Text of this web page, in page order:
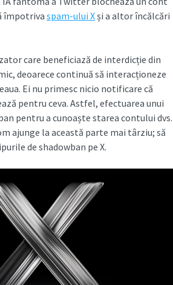
împotriva spam-ului Xși a altor încălcări
care beneficiază de interdicție din
deoarece continuă să interacționeze
Ei nu primesc nicio notificare că
pentru ceva. Astfel, efectuarea unui
pentru a cunoaște starea contului dvs.
ajunge la această parte mai târziu; să
de shadowban pe X.